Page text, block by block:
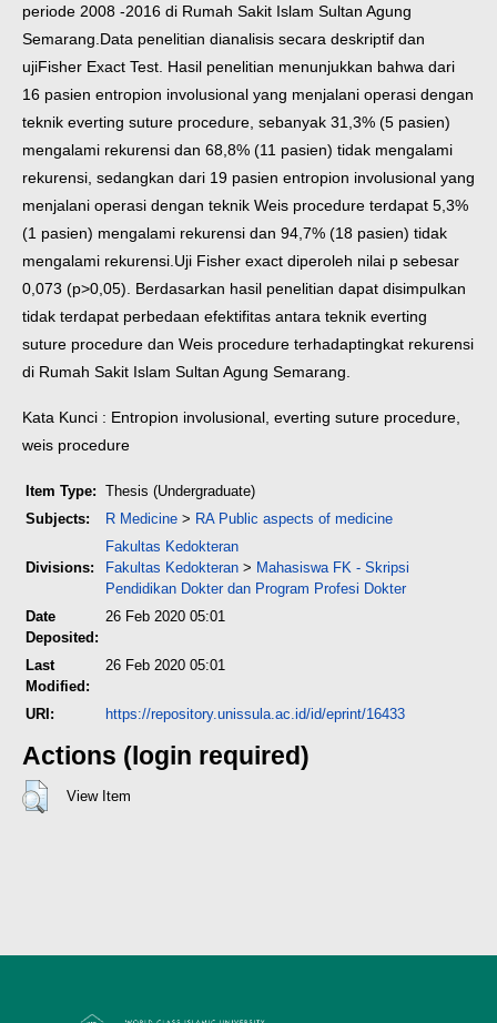
periode 2008 -2016 di Rumah Sakit Islam Sultan Agung
Semarang.Data penelitian dianalisis secara deskriptif dan
ujiFisher Exact Test. Hasil penelitian menunjukkan bahwa dari
16 pasien entropion involusional yang menjalani operasi dengan
teknik everting suture procedure, sebanyak 31,3% (5 pasien)
mengalami rekurensi dan 68,8% (11 pasien) tidak mengalami
rekurensi, sedangkan dari 19 pasien entropion involusional yang
menjalani operasi dengan teknik Weis procedure terdapat 5,3%
(1 pasien) mengalami rekurensi dan 94,7% (18 pasien) tidak
mengalami rekurensi.Uji Fisher exact diperoleh nilai p sebesar
0,073 (p>0,05). Berdasarkan hasil penelitian dapat disimpulkan
tidak terdapat perbedaan efektifitas antara teknik everting
suture procedure dan Weis procedure terhadaptingkat rekurensi
di Rumah Sakit Islam Sultan Agung Semarang.
Kata Kunci : Entropion involusional, everting suture procedure,
weis procedure
Item Type: Thesis (Undergraduate)
Subjects:
R Medicine > RA Public aspects of medicine
Divisions:
Fakultas Kedokteran
Fakultas Kedokteran > Mahasiswa FK - Skripsi
Pendidikan Dokter dan Program Profesi Dokter
Date
Deposited:
26 Feb 2020 05:01
Last
Modified:
26 Feb 2020 05:01
URI: https://repository.unissula.ac.id/id/eprint/16433
Actions (login required)
View Item